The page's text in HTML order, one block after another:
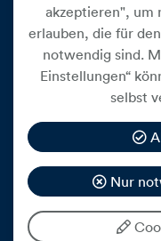
Datenschutz
Impressum
Widerrufsbelehrung
Hinweisgeberschutz
Mein Konto
akzeptieren", um
erlauben, die für
notwendig sind.
Einstellungen“
selbst
Nur